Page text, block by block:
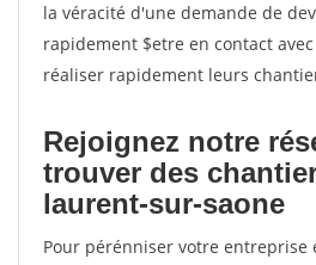
la véracité d'une demande de
rapidement $etre en contact
réaliser rapidement leurs
Rejoignez notre
trouver des
laurent-sur-saone
Pour pérénniser votre entreprise